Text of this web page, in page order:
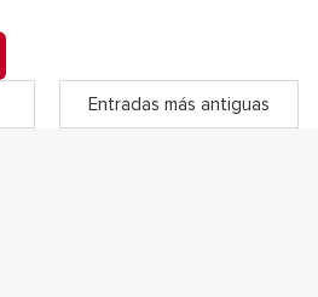
Entradas más antiguas